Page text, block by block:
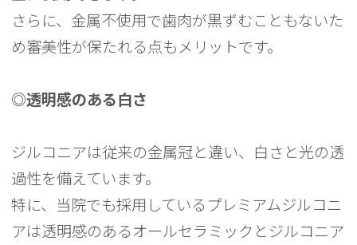
さらに、金属不使用で歯肉が黒ずむこともないた
め審美性が保たれる点もメリットです。
◎透明感のある白さ
ジルコニアは従来の金属冠と違い、白さと光の透
過性を備えています。
特に、当院でも採用しているプレミアムジルコニ
アは透明感のあるオールセラミックとジルコニア